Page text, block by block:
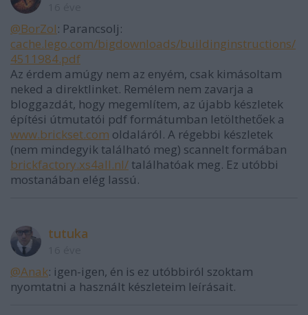
@BorZol: Parancsolj:
cache.lego.com/bigdownloads/buildinginstructions/
4511984.pdf
Az érdem amúgy nem az enyém, csak kimásoltam
neked a direktlinket. Remélem nem zavarja a
bloggazdát, hogy megemlítem, az újabb készletek
építési útmutatói pdf formátumban letölthetőek a
www.brickset.com oldaláról. A régebbi készletek
(nem mindegyik található meg) scannelt formában
brickfactory.xs4all.nl/ találhatóak meg. Ez utóbbi
mostanában elég lassú.
tutuka
@Anak: igen-igen, én is ez utóbbiról szoktam
nyomtatni a használt készleteim leírásait.